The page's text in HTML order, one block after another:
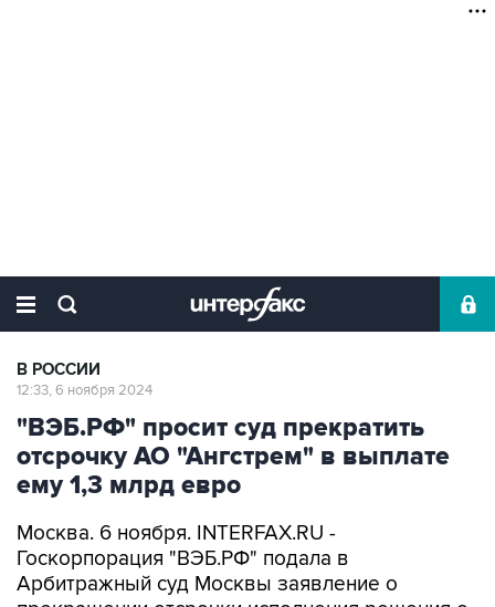
В РОССИИ
12:33, 6 ноября 2024
"ВЭБ.РФ" просит суд прекратить
отсрочку АО "Ангстрем" в выплате
ему 1,3 млрд евро
Москва. 6 ноября. INTERFAX.RU -
Госкорпорация "ВЭБ.РФ" подала в
Арбитражный суд Москвы заявление о